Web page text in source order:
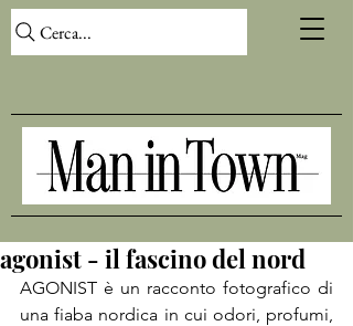
Cerca...
agonist - il fascino del nord
AGONIST è un racconto fotografico di
una fiaba nordica in cui odori, profumi,